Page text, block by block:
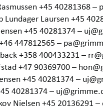
+45 40281368 –
Lundager Laursen +45
+45 40281374 –
447812565 –
+358 400433231 –
+47 90369700 –
+45 40281374 –
40281374 –
Nielsen +45 20136291